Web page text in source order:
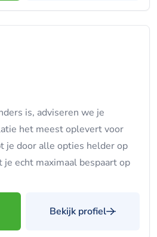
is, adviseren we je
het meest oplevert voor
je door alle opties helder op
echt maximaal bespaart op
Bekijk profiel